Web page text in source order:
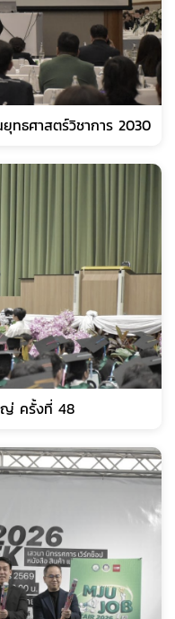
ทธศาสตร์วิชาการ 2030
ญ่ ครั้งที่ 48